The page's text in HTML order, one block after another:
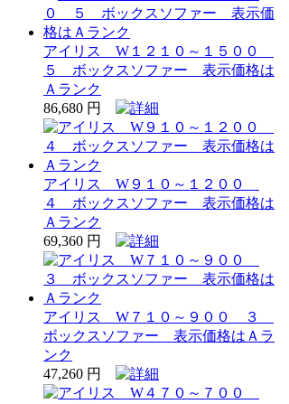
アイリス W１２１０～１５００
５ ボックスソファー 表示価格は
Ａランク
86,680 円
アイリス W９１０～１２００
４ ボックスソファー 表示価格は
Ａランク
69,360 円
アイリス W７１０～９００ ３
ボックスソファー 表示価格はＡラ
ンク
47,260 円